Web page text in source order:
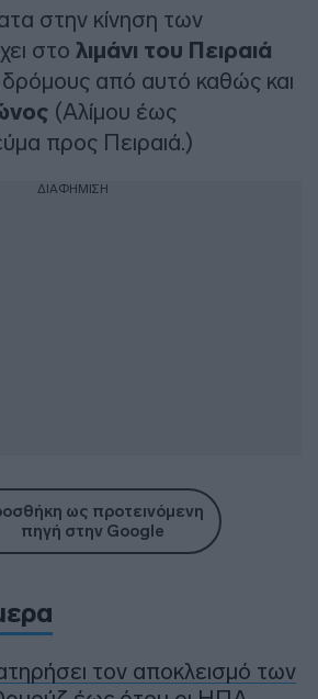
στην κίνηση των
στο λιμάνι του Πειραιά
από αυτό καθώς και
(Αλίμου έως
προς Πειραιά.)
ΔΙΑΦΗΜΙΣΗ
ως προτεινόμενη
πηγή στην Google
τον αποκλεισμό των